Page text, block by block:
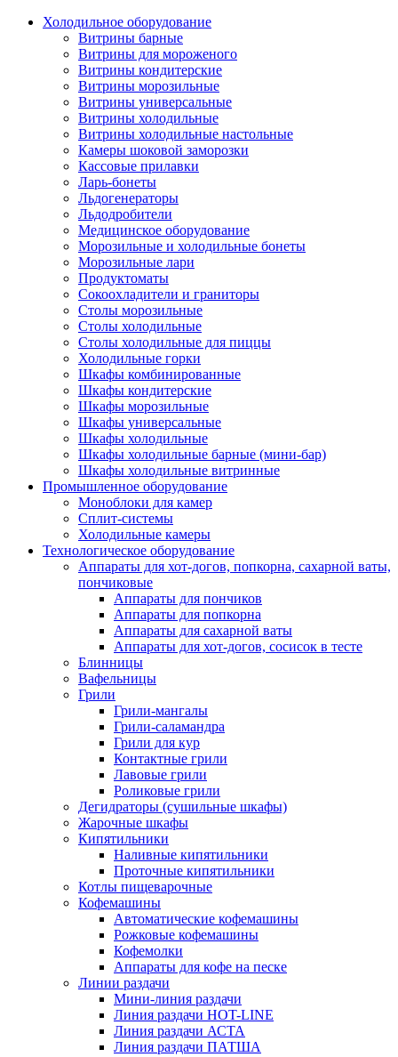
Холодильное оборудование
Витрины барные
Витрины для мороженого
Витрины кондитерские
Витрины морозильные
Витрины универсальные
Витрины холодильные
Витрины холодильные настольные
Камеры шоковой заморозки
Кассовые прилавки
Ларь-бонеты
Льдогенераторы
Льдодробители
Медицинское оборудование
Морозильные и холодильные бонеты
Морозильные лари
Продуктоматы
Сокоохладители и граниторы
Столы морозильные
Столы холодильные
Столы холодильные для пиццы
Холодильные горки
Шкафы комбинированные
Шкафы кондитерские
Шкафы морозильные
Шкафы универсальные
Шкафы холодильные
Шкафы холодильные барные (мини-бар)
Шкафы холодильные витринные
Промышленное оборудование
Моноблоки для камер
Сплит-системы
Холодильные камеры
Технологическое оборудование
Аппараты для хот-догов, попкорна, сахарной ваты,
пончиковые
Аппараты для пончиков
Аппараты для попкорна
Аппараты для сахарной ваты
Аппараты для хот-догов, сосисок в тесте
Блинницы
Вафельницы
Грили
Грили-мангалы
Грили-саламандра
Грили для кур
Контактные грили
Лавовые грили
Роликовые грили
Дегидраторы (сушильные шкафы)
Жарочные шкафы
Кипятильники
Наливные кипятильники
Проточные кипятильники
Котлы пищеварочные
Кофемашины
Автоматические кофемашины
Рожковые кофемашины
Кофемолки
Аппараты для кофе на песке
Линии раздачи
Мини-линия раздачи
Линия раздачи HOT-LINE
Линия раздачи АСТА
Линия раздачи ПАТША